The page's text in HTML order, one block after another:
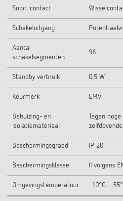
Soort contact
Schakeluitgang
Aantal
schakelsegmenten
96
Standby verbruik 0,5 W
Keurmerk EMV
Behuizing- en
isolatiemateriaal
Tegen
Beschermingsgraad IP 20
Beschermingsklasse II volgens
Omgevingstemperatuur -10°C ...